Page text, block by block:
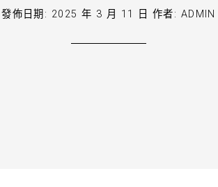
發佈日期: 2025 年 3 月 11 日 作者: ADMIN